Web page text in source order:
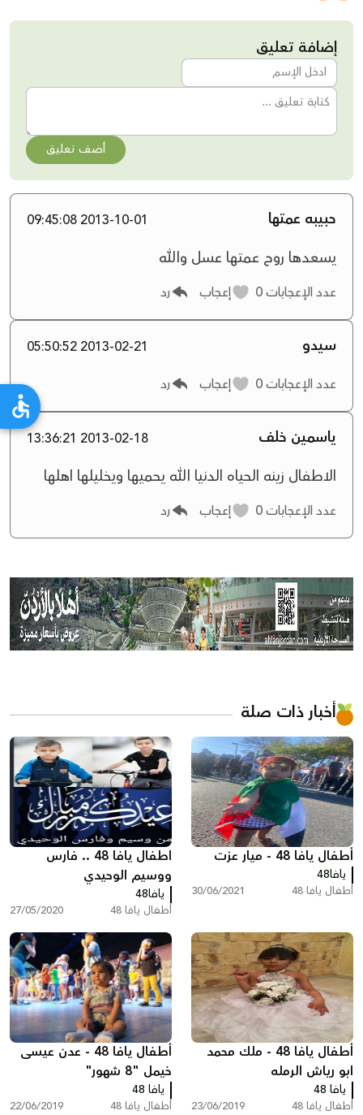
إضافة تعليق
أضف تعليق
حبيبه عمتها 2013-10-01 09:45:08
يسعدها روح عمتها عسل والله
عدد الإعجابات إعجاب رد
سيدو
2013-02-21 05:50:52
عدد الإعجابات
إعجاب رد
ياسمين خلف 2013-02-18 13:36:21
الاطفال زينه الحياه الدنيا الله يحميها ويخليلها اهلها
عدد الإعجابات إعجاب رد
أخبار ذات صلة
أطفال يافا 48 - ميار عزت
يافا48
أطفال يافا 48 30/06/2021
اطفال يافا 48 .. فارس
ووسيم الوحيدي
يافا48
أطفال يافا 48 27/05/2020
أطفال يافا 48 - ملك محمد
ابو رياش الرمله
يافا 48
أطفال يافا 48 23/06/2019
أطفال يافا 48 - عدن عيسى
خيمل "8 شهور"
يافا 48
أطفال يافا 48 22/06/2019